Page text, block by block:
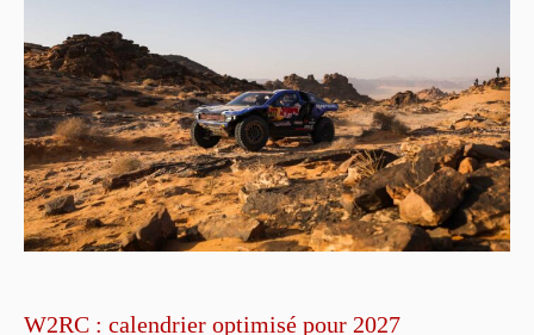
W2RC : calendrier optimisé pour 2027